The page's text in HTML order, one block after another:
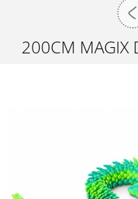
200CM MAGIX